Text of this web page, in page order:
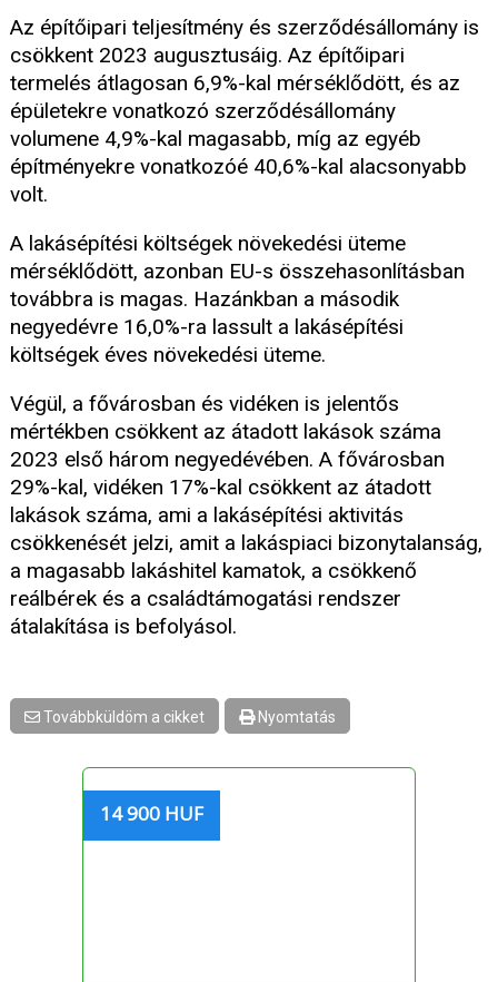
Az építőipari teljesítmény és szerződésállomány is
csökkent 2023 augusztusáig. Az építőipari
termelés átlagosan 6,9%-kal mérséklődött, és az
épületekre vonatkozó szerződésállomány
volumene 4,9%-kal magasabb, míg az egyéb
építményekre vonatkozóé 40,6%-kal alacsonyabb
volt.
A lakásépítési költségek növekedési üteme
mérséklődött, azonban EU-s összehasonlításban
továbbra is magas. Hazánkban a második
negyedévre 16,0%-ra lassult a lakásépítési
költségek éves növekedési üteme.
Végül, a fővárosban és vidéken is jelentős
mértékben csökkent az átadott lakások száma
2023 első három negyedévében. A fővárosban
29%-kal, vidéken 17%-kal csökkent az átadott
lakások száma, ami a lakásépítési aktivitás
csökkenését jelzi, amit a lakáspiaci bizonytalanság,
a magasabb lakáshitel kamatok, a csökkenő
reálbérek és a családtámogatási rendszer
átalakítása is befolyásol.
Továbbküldöm a cikket Nyomtatás
14 900 HUF